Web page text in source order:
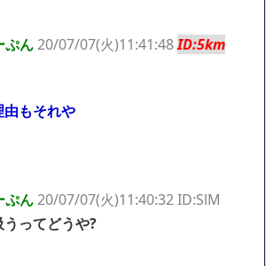
ぷん20/07/07(火)11:41:48ID:5km
もそれや
ぷん20/07/07(火)11:40:32 ID:SlM
うってどうや?